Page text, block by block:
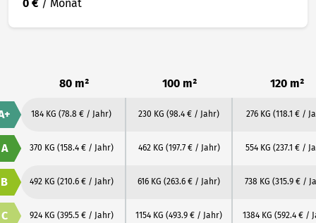
0 € / Monat
80 m² 100 m² 120 m²
184 KG (78.8 € / Jahr) 230 KG (98.4 € / Jahr) 276 KG (118.1 € /
A 370 KG (158.4 € / Jahr) 462 KG (197.7 € / Jahr) 554 KG (237.1 € /
B 492 KG (210.6 € / Jahr) 616 KG (263.6 € / Jahr) 738 KG (315.9 € /
C 924 KG (395.5 € / Jahr) 1154 KG (493.9 € / Jahr) 1384 KG (592.4 € /